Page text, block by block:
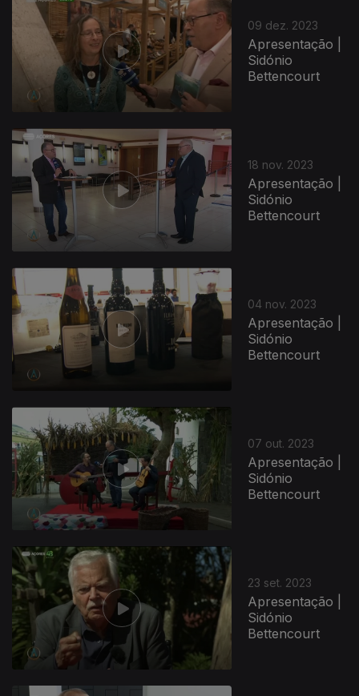
09 dez. 2023
Apresentação |
Sidónio
Bettencourt
18 nov. 2023
Apresentação |
Sidónio
Bettencourt
04 nov. 2023
Apresentação |
Sidónio
Bettencourt
07 out. 2023
Apresentação |
Sidónio
Bettencourt
23 set. 2023
Apresentação |
Sidónio
Bettencourt